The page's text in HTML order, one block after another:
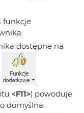
funkcje
dostępne na
.
<F11>) powoduje
domyślna.